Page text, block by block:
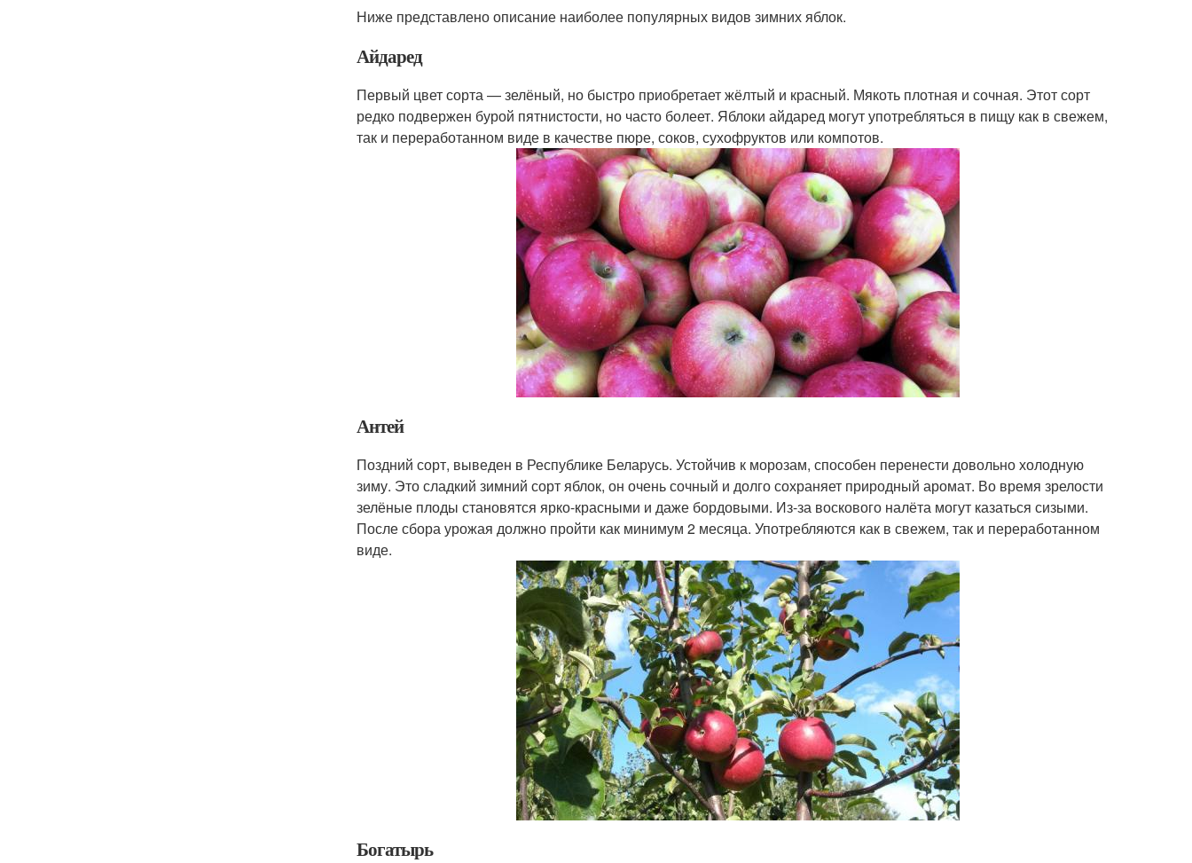
Ниже представлено описание наиболее популярных видов зимних яблок.
Айдаред
Первый цвет сорта — зелёный, но быстро приобретает жёлтый и красный. Мякоть плотная и сочная. Этот сорт
редко подвержен бурой пятнистости, но часто болеет. Яблоки айдаред могут употребляться в пищу как в свежем,
так и переработанном виде в качестве пюре, соков, сухофруктов или компотов.
Антей
Поздний сорт, выведен в Республике Беларусь. Устойчив к морозам, способен перенести довольно холодную
зиму. Это сладкий зимний сорт яблок, он очень сочный и долго сохраняет природный аромат. Во время зрелости
зелёные плоды становятся ярко-красными и даже бордовыми. Из-за воскового налёта могут казаться сизыми.
После сбора урожая должно пройти как минимум 2 месяца. Употребляются как в свежем, так и переработанном
виде.
Богатырь